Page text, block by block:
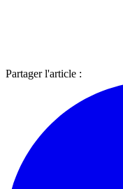
Partager l'article :